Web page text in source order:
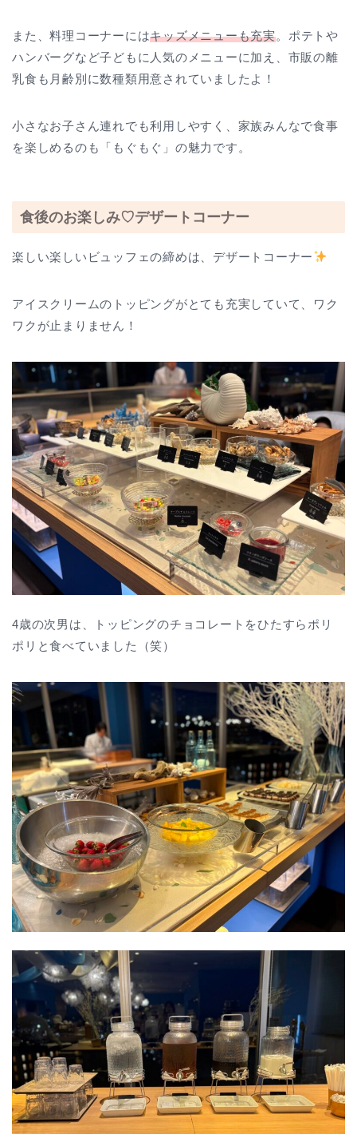
また、料理コーナーにはキッズメニューも充実。ポテトや
ハンバーグなど子どもに人気のメニューに加え、市販の離
乳食も月齢別に数種類用意されていましたよ！
小さなお子さん連れでも利用しやすく、家族みんなで食事
を楽しめるのも「もぐもぐ」の魅力です。
食後のお楽しみ♡デザートコーナー
楽しい楽しいビュッフェの締めは、デザートコーナー
アイスクリームのトッピングがとても充実していて、ワク
ワクが止まりません！
4歳の次男は、トッピングのチョコレートをひたすらポリ
ポリと食べていました（笑）